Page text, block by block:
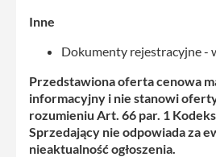
Inne
Dokumenty rejestracyjne -
Przedstawiona oferta cenowa
informacyjny i nie stanowi
rozumieniu Art. 66 par. 1
Sprzedający nie odpowiada za
nieaktualność ogłoszenia.